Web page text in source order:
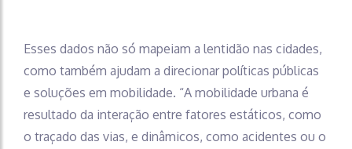
Esses dados não só mapeiam a lentidão nas cidades,
como também ajudam a direcionar políticas públicas
e soluções em mobilidade. “A mobilidade urbana é
resultado da interação entre fatores estáticos, como
o traçado das vias, e dinâmicos, como acidentes ou o